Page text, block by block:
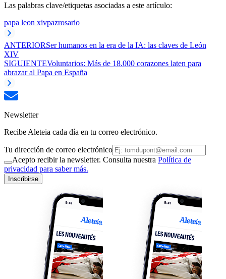
Las palabras clave/etiquetas asociadas a este artículo:
papa leon xivpazrosario
ANTERIORSer humanos en la era de la IA: las claves de León
XIV
SIGUIENTEVoluntarios: Más de 18.000 corazones laten para
abrazar al Papa en España
Newsletter
Recibe Aleteia cada día en tu correo electrónico.
Tu dirección de correo electrónico
Acepto recibir la newsletter. Consulta nuestra Política de
privacidad para saber más.
Inscribirse